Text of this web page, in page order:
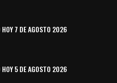
7 DE AGOSTO 2026
5 DE AGOSTO 2026